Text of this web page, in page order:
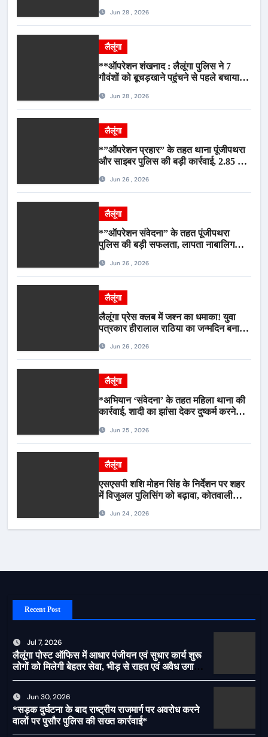
Jun 28 , 2026
लैलूंगा
**ऑपरेशन शंखनाद : लैलूंगा पुलिस ने 7
गौवंशों को बूचड़खाने पहुंचने से पहले बचाया,
Jun 28 , 2026
लैलूंगा
*”ऑपरेशन प्रहार” के तहत थाना पूंजीपथरा
और साइबर पुलिस की बड़ी कार्रवाई, 2.85 टन
Jun 26 , 2026
लैलूंगा
*”ऑपरेशन संवेदना” के तहत पूंजीपथरा
पुलिस की बड़ी सफलता, लापता नाबालिग
आरोपी गिरफ्तार*
Jun 26 , 2026
लैलूंगा
लैलूंगा प्रेस क्लब में जश्न का धमाका! युवा
पत्रकार हीरालाल राठिया का जन्मदिन बना
स्वरJun 26 , 2026
लैलूंगा
*अभियान ‘संवेदना’ के तहत महिला थाना की
कार्रवाई, शादी का झांसा देकर दुष्कर्म करने
Jun 25 , 2026
लैलूंगा
एसएसपी शशि मोहन सिंह के निर्देशन पर शहर
में विजुअल पुलिसिंग को बढ़ावा, कोतवाली
Jun 24 , 2026
Recent Post
Jul 7, 2026
लैलूंगा पोस्ट ऑफिस में आधार पंजीयन एवं सुधार कार्य शुरू
लोगों को मिलेगी बेहतर सेवा, भीड़ से राहत एवं अवैध उगाही
पर लगेगी रोक
Jun 30, 2026
*सड़क दुर्घटना के बाद राष्ट्रीय राजमार्ग पर अवरोध करने
वालों पर पुसौर पुलिस की सख्त कार्रवाई*